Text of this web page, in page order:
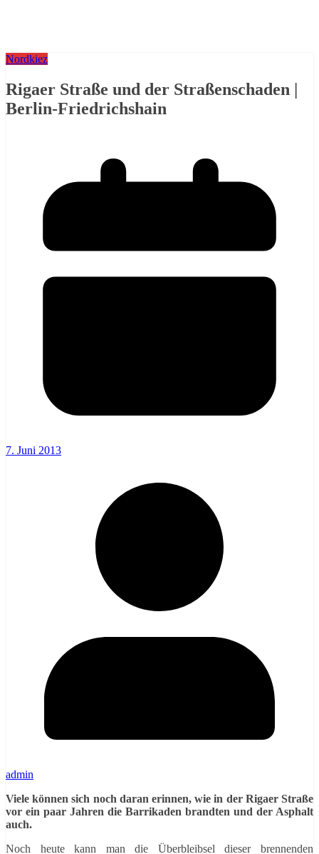
Nordkiez
Rigaer Straße und der Straßenschaden |
Berlin-Friedrichshain
7. Juni 2013
admin
Viele können sich noch daran erinnen, wie in der Rigaer Straße
vor ein paar Jahren die Barrikaden brandten und der Asphalt
auch.
Noch heute kann man die Überbleibsel dieser brennenden